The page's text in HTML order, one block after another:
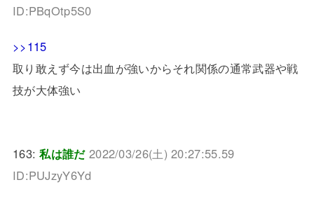
ID:PBqOtp5S0
>>115
取り敢えず今は出血が強いからそれ関係の通常武器や戦
技が大体強い
163:私は誰だ 2022/03/26(土) 20:27:55.59
ID:PUJzyY6Yd